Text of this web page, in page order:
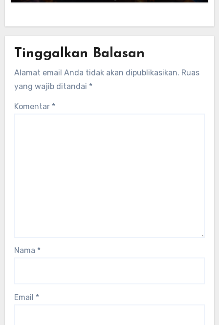
Tinggalkan Balasan
Alamat email Anda tidak akan dipublikasikan. Ruas
yang wajib ditandai *
Komentar *
Nama *
Email *